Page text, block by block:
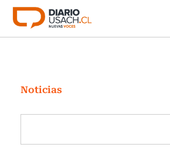
Click acá para ir directamente al
Investigación
Cultura
Programas Radio y TV Usach
Noticias